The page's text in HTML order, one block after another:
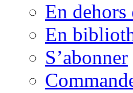
En dehors
En
S’abonner